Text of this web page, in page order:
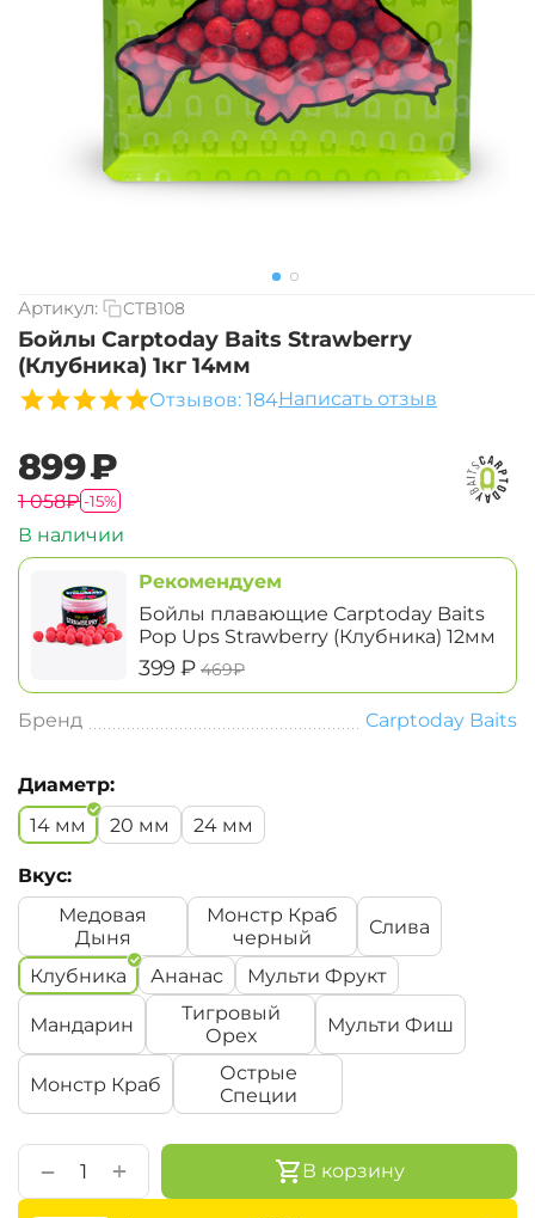
Артикул: CTB108
Бойлы Carptoday Baits Strawberry
(Клубника) 1кг 14мм
Отзывов: 184Написать отзыв
‍899‍₽
‍1 058‍₽-15%
В наличии
Рекомендуем
Бойлы плавающие Carptoday Baits
Pop Ups Strawberry (Клубника) 12мм
‍399‍ ₽ ‍469‍₽
Бренд Carptoday Baits
Диаметр:
14 мм
20 мм 24 мм
Вкус:
Медовая
Дыня
Монстр Краб
черный
Слива
Клубника Ананас Мульти Фрукт
Мандарин
Тигровый
Орех
Мульти Фиш
Монстр Краб
Острые
Специи
+
− В корзину